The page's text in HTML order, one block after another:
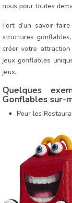
nous pour toutes
Fort d’un savoir-
structures
créer votre attraction
jeux gonflables
jeux.
Quelques
Gonflables sur-
Pour les